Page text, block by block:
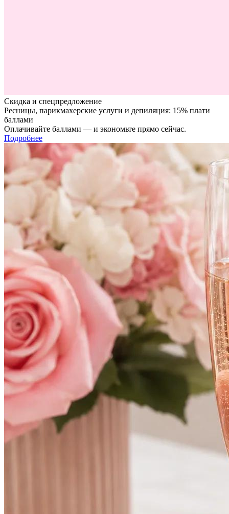
Скидка и спецпредложение
Ресницы, парикмахерские услуги и депиляция: 15% плати
баллами
Оплачивайте баллами — и экономьте прямо сейчас.
Подробнее